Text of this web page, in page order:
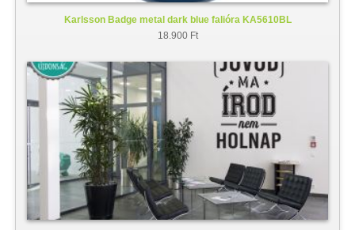
Karlsson Badge metal dark blue falióra KA5610BL
18.900 Ft